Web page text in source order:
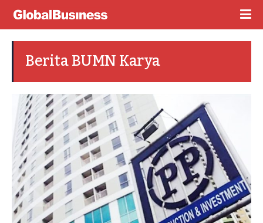
Berita BUMN Karya